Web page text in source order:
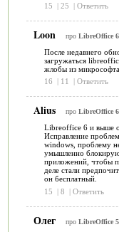
15
| 25 | Ответить
Loon про LibreOffice
После недавнего
загружаться
жлобы из
16
| 11 | Ответить
Alius про LibreOffice
Libreoffice 6 и выше
Исправление
windows, проблему
умышленно
приложений, чтобы
деле стали
он бесплатный.
15
| 8 | Ответить
Олег про LibreOffice